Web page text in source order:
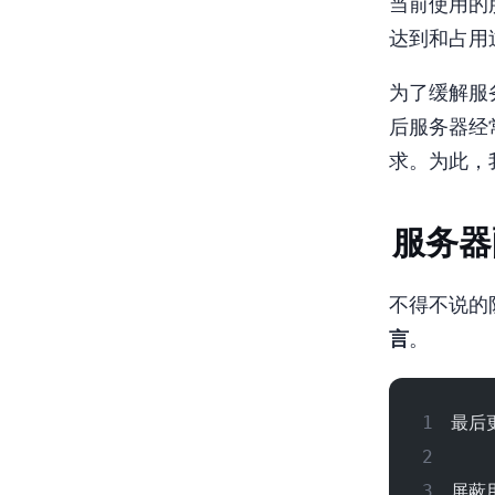
当前使用的
达到100%和
为了缓解服务
后服务器经
求。为此，
服务
不得不说
言。
最后